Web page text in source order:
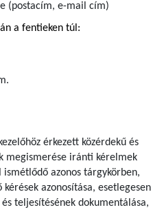
(postacím, e-mail cím)
a fentieken túl:
érkezett közérdekű és
megismerése iránti kérelmek
azonos tárgykörben,
azonosítása, esetlegesen
teljesítésének dokumentálása,